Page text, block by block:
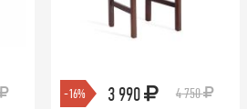
-16% 3 990 4 750